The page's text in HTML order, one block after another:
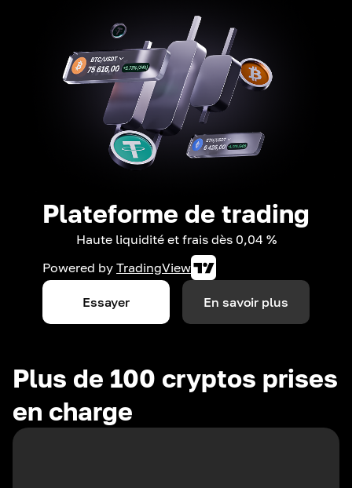
Plateforme de trading
Haute liquidité et frais dès 0,04 %
Powered by TradingView
Essayer En savoir plus
Plus de 100 cryptos prises
en charge